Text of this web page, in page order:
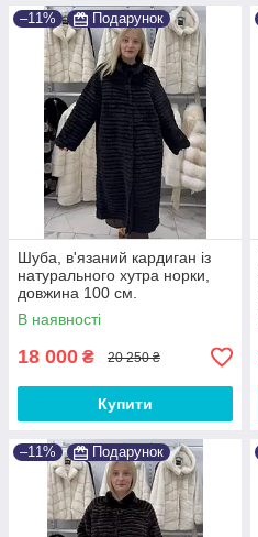
–11% Подарунок
Шуба, в'язаний кардиган із
натурального хутра норки,
довжина 100 см.
В наявності
18 000 ₴ 20 250 ₴
Купити
–11% Подарунок